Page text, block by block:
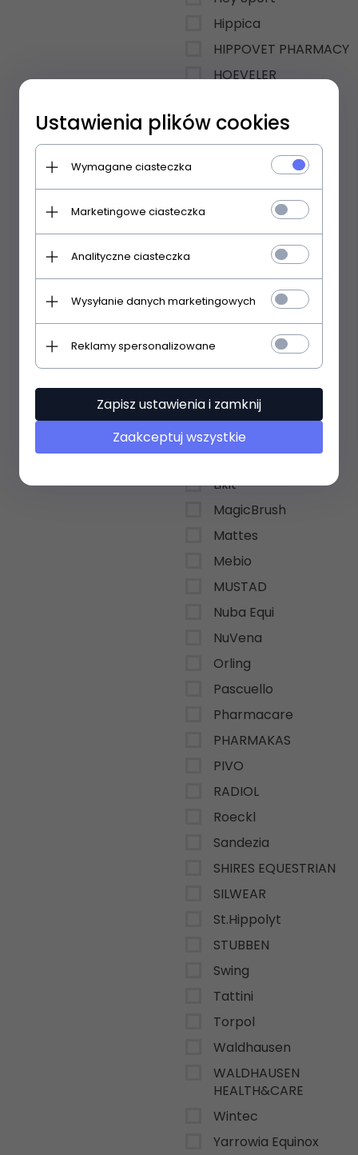
Hippica
HIPPOVET PHARMACY
HOEVELER
HorseLinePRO
Kavalkade
KENTUCKY
KEP ITALIA
Końska cukierenka
Lamicell
Leovet
Likit
MagicBrush
Mattes
Mebio
MUSTAD
Nuba Equi
NuVena
Orling
Pascuello
Pharmacare
PHARMAKAS
PIVO
RADIOL
Roeckl
Sandezia
SHIRES EQUESTRIAN
SILWEAR
St.Hippolyt
STUBBEN
Swing
Tattini
Torpol
Waldhausen
WALDHAUSEN
HEALTH&CARE
Wintec
Yarrowia Equinox
Ustawienia plików cookies
Wymagane ciasteczka
Marketingowe ciasteczka
Analityczne ciasteczka
Wysyłanie danych marketingowych
Reklamy spersonalizowane
Zapisz ustawienia i zamknij
Zaakceptuj wszystkie